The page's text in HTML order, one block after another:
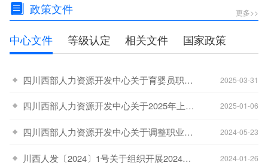
政策文件 更多>>
中心文件 等级认定 相关文件 国家政策
四川西部人力资源开发中心关于育婴员职业名称调整及补考安排的通知 2025-03-31
四川西部人力资源开发中心关于2025年上半年在宜宾市开展职业技能等级认定工作的公告 2025-01-06
四川西部人力资源开发中心关于调整职业技能等级认定收费标准的通知 2024-05-23
川西人发〔2024〕1号关于组织开展2024年职业技能等级认定工作的通知 2024-01-26